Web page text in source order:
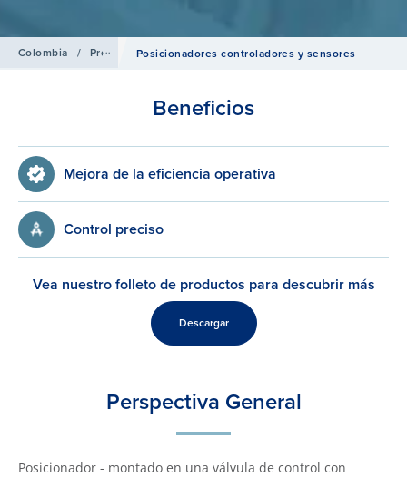
Colombia / Productos / Sistemas de Control
Posicionadores controladores y sensores
Beneficios
Mejora de la eficiencia operativa
Control preciso
Vea nuestro folleto de productos para descubrir más
Descargar
Perspectiva General
Posicionador - montado en una válvula de control con